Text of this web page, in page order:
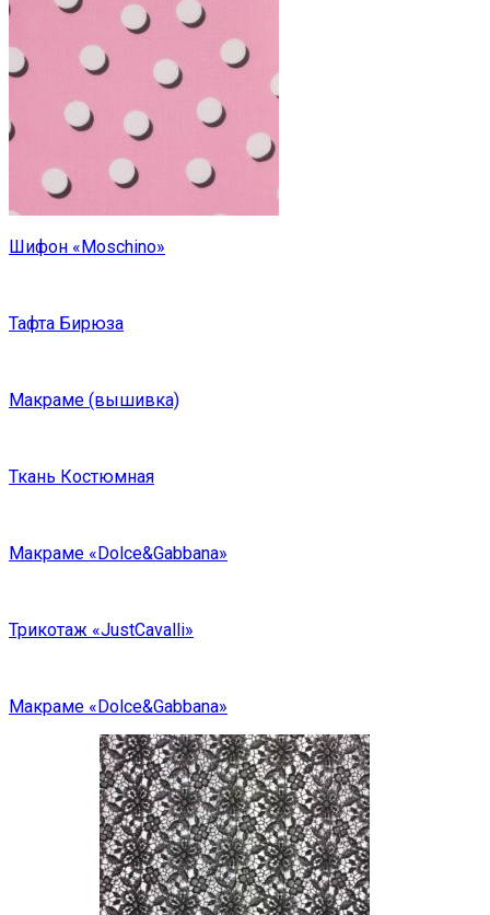
Шифон «Moschino»
Тафта Бирюза
Макраме (вышивка)
Ткань Костюмная
Макраме «Dolce&Gabbana»
Трикотаж «JustCavalli»
Макраме «Dolce&Gabbana»